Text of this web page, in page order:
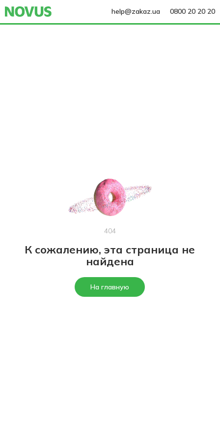
help@zakaz.ua 0800 20 20 20
404
К сожалению, эта страница не
найдена
На главную